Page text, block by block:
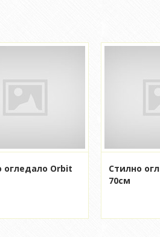
огледало Orbit
Стилно
70см